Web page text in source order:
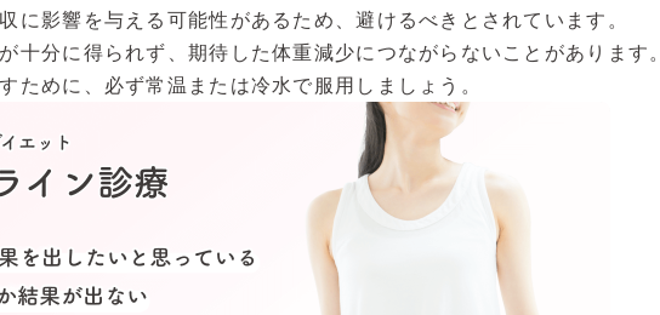
に影響を与える可能性があるため、避けるべきとされています。
十分に得られず、期待した体重減少につながらないことがあります。
ために、必ず常温または冷水で服用しましょう。